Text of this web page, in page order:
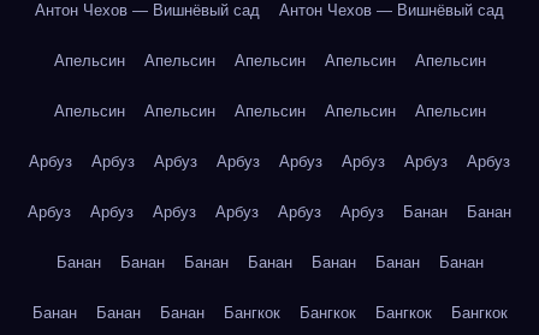
Антон Чехов — Вишнёвый сад Антон Чехов — Вишнёвый сад
Апельсин Апельсин Апельсин Апельсин Апельсин
Апельсин Апельсин Апельсин Апельсин Апельсин
Арбуз Арбуз Арбуз Арбуз Арбуз Арбуз Арбуз Арбуз
Арбуз Арбуз Арбуз Арбуз Арбуз Арбуз Банан Банан
Банан Банан Банан Банан Банан Банан Банан
Банан Банан Банан Бангкок Бангкок Бангкок Бангкок